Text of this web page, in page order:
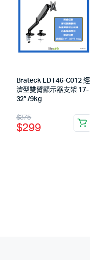
Brateck LDT46-C012 經
濟型雙臂顯示器支架 17-
32″ /9kg
$375
$299